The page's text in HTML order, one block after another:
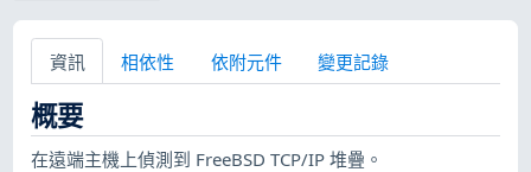
資訊 相依性 依附元件 變更記錄
概要
在遠端主機上偵測到 FreeBSD TCP/IP 堆疊。